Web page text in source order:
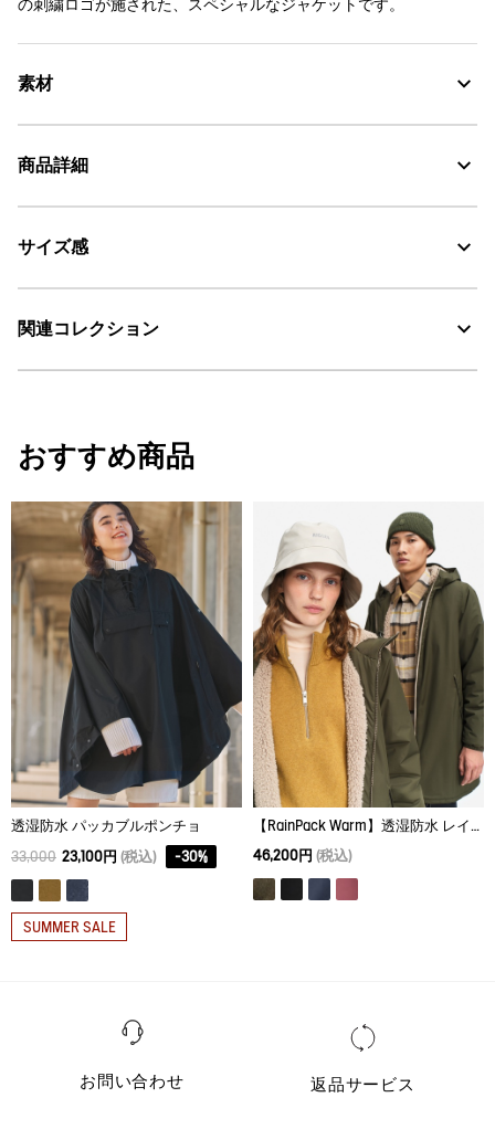
の刺繍ロゴが施された、スペシャルなジャケットです。
素材
素材の特徴
MTD：透湿・防水
WARM - 暖かい
商品詳細
・色：アンピール（ネイビー） (006)
サイズ感
こちらの商品はユニセックス（男女兼用）です。
サイズ
M 65
L 66 66
関連コレクション
メンズウェア
おすすめ商品
透湿防水 パッカブルポンチョ
33,000 23,100円 (税込) -30%
SUMMER SALE
【RainPack Warm】透湿防水 レインパックウォーム ボアロングジャケット
46,200円 (税込)
お問い合わせ 返品サービス